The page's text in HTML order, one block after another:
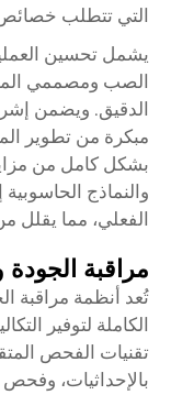
التي تتطلب خصائص
يشمل تحسين
الصب ومصممي
الدقيق. ويضمن
مبكرة من تطوير
بشكل كامل من مزايا
والنماذج الحاسوبية
الفعلي، مما يقلل
مراقبة
تُعد أنظمة مراقبة
الكاملة لتوفير
تقنيات الفحص
بالإحداثيات،